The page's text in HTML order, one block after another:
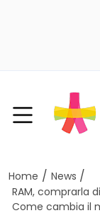
Home / News /
RAM, comprarla
Come cambia il